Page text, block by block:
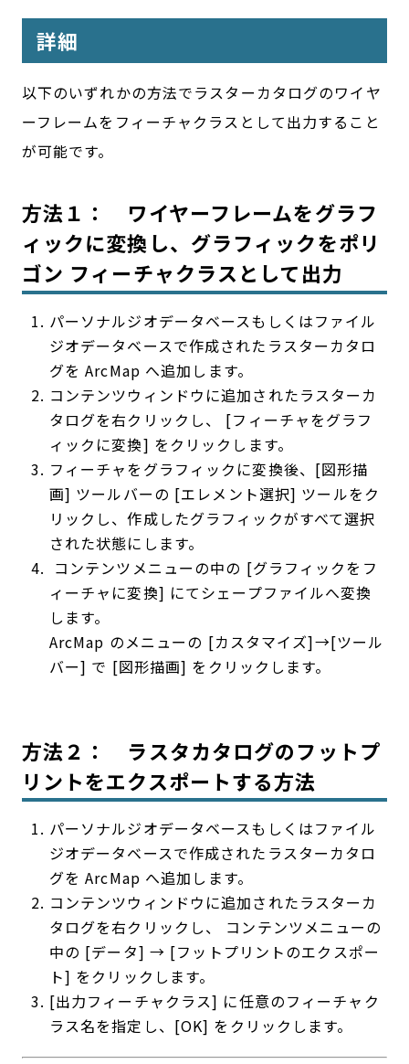
詳細
以下のいずれかの方法でラスターカタログのワイヤ
ーフレームをフィーチャクラスとして出力すること
が可能です。
方法１： ワイヤーフレームをグラフ
ィックに変換し、グラフィックをポリ
ゴン フィーチャクラスとして出力
パーソナルジオデータベースもしくはファイル
ジオデータベースで作成されたラスターカタロ
グを ArcMap へ追加します。
コンテンツウィンドウに追加されたラスターカ
タログを右クリックし、 [フィーチャをグラフ
ィックに変換] をクリックします。
フィーチャをグラフィックに変換後、[図形描
画] ツールバーの [エレメント選択] ツールをク
リックし、作成したグラフィックがすべて選択
された状態にします。
コンテンツメニューの中の [グラフィックをフ
ィーチャに変換] にてシェープファイルへ変換
します。
ArcMap のメニューの [カスタマイズ]→[ツール
バー] で [図形描画] をクリックします。
方法２： ラスタカタログのフットプ
リントをエクスポートする方法
パーソナルジオデータベースもしくはファイル
ジオデータベースで作成されたラスターカタロ
グを ArcMap へ追加します。
コンテンツウィンドウに追加されたラスターカ
タログを右クリックし、 コンテンツメニューの
中の [データ] → [フットプリントのエクスポー
ト] をクリックします。
[出力フィーチャクラス] に任意のフィーチャク
ラス名を指定し、[OK] をクリックします。